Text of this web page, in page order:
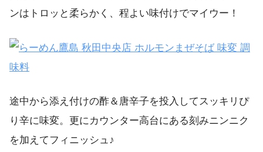
ンはトロッと柔らかく、程よい味付けでマイウー！
途中から添え付けの酢＆唐辛子を投入してスッキリぴ
り辛に味変。更にカウンター高台にある刻みニンニク
を加えてフィニッシュ♪